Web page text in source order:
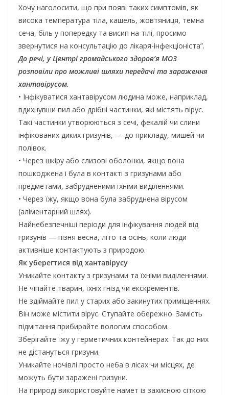
Хочу наголосити, що при появі таких симптомів, як
висока температура тіла, кашель, жовтяниця, темна
сеча, біль у попередку та висип на тілі, просимо
звернутися на консультацію до лікаря-інфекціоніста”.
До речі, у Центрі громадського здоров’я МОЗ
розповіли про можливі шляхи передачі та зараження
хантавірусом.
• Інфікуватися хантавірусом людина може, наприклад,
вдихнувши пил або дрібні частинки, які містять вірус.
Такі частинки утворюються з сечі, фекалій чи слини
інфікованих диких гризунів, — до прикладу, мишей чи
полівок.
• Через шкіру або слизові оболонки, якщо вона
пошкоджена і була в контакті з гризунами або
предметами, забрудненими їхніми виділеннями.
• Через їжу, якщо вона була забруднена вірусом
(аліментарний шлях).
Найнебезпечніші періоди для інфікування людей від
гризунів — пізня весна, літо та осінь, коли люди
активніше контактують з природою.
Як уберегтися від хантавірусу
Уникайте контакту з гризунами та їхніми виділеннями.
Не чіпайте тварин, їхніх гнізд чи екскрементів.
Не здіймайте пил у старих або закинутих приміщеннях.
Він може містити вірус. Ступайте обережно. Замість
підмітання прибирайте вологим способом.
Зберігайте їжу у герметичних контейнерах. Так до них
не дістануться гризуни.
Уникайте ночівлі просто неба в лісах чи місцях, де
можуть бути заражені гризуни.
На природі використовуйте намет із захисною сіткою